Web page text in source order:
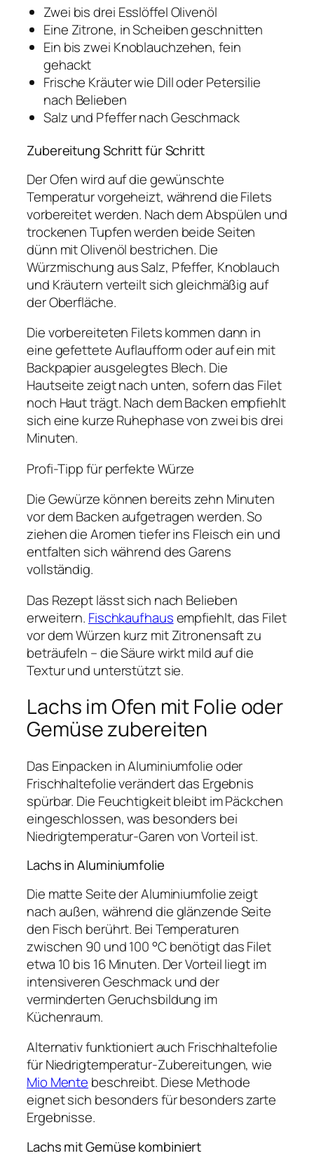
Zwei bis drei Esslöffel Olivenöl
Eine Zitrone, in Scheiben geschnitten
Ein bis zwei Knoblauchzehen, fein
gehackt
Frische Kräuter wie Dill oder Petersilie
nach Belieben
Salz und Pfeffer nach Geschmack
Zubereitung Schritt für Schritt
Der Ofen wird auf die gewünschte
Temperatur vorgeheizt, während die Filets
vorbereitet werden. Nach dem Abspülen und
trockenen Tupfen werden beide Seiten
dünn mit Olivenöl bestrichen. Die
Würzmischung aus Salz, Pfeffer, Knoblauch
und Kräutern verteilt sich gleichmäßig auf
der Oberfläche.
Die vorbereiteten Filets kommen dann in
eine gefettete Auflaufform oder auf ein mit
Backpapier ausgelegtes Blech. Die
Hautseite zeigt nach unten, sofern das Filet
noch Haut trägt. Nach dem Backen empfiehlt
sich eine kurze Ruhephase von zwei bis drei
Minuten.
Profi-Tipp für perfekte Würze
Die Gewürze können bereits zehn Minuten
vor dem Backen aufgetragen werden. So
ziehen die Aromen tiefer ins Fleisch ein und
entfalten sich während des Garens
vollständig.
Das Rezept lässt sich nach Belieben
erweitern. Fischkaufhausempfiehlt, das Filet
vor dem Würzen kurz mit Zitronensaft zu
beträufeln – die Säure wirkt mild auf die
Textur und unterstützt sie.
Lachs im Ofen mit Folie oder
Gemüse zubereiten
Das Einpacken in Aluminiumfolie oder
Frischhaltefolie verändert das Ergebnis
spürbar. Die Feuchtigkeit bleibt im Päckchen
eingeschlossen, was besonders bei
Niedrigtemperatur-Garen von Vorteil ist.
Lachs in Aluminiumfolie
Die matte Seite der Aluminiumfolie zeigt
nach außen, während die glänzende Seite
den Fisch berührt. Bei Temperaturen
zwischen 90 und 100 °C benötigt das Filet
etwa 10 bis 16 Minuten. Der Vorteil liegt im
intensiveren Geschmack und der
verminderten Geruchsbildung im
Küchenraum.
Alternativ funktioniert auch Frischhaltefolie
für Niedrigtemperatur-Zubereitungen, wie
Mio Mente beschreibt. Diese Methode
eignet sich besonders für besonders zarte
Ergebnisse.
Lachs mit Gemüse kombiniert